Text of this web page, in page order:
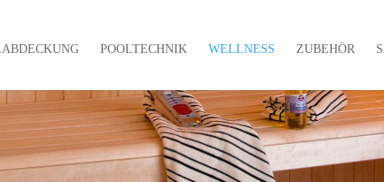
POOLTECHNIK WELLNESS ZUBEHÖR